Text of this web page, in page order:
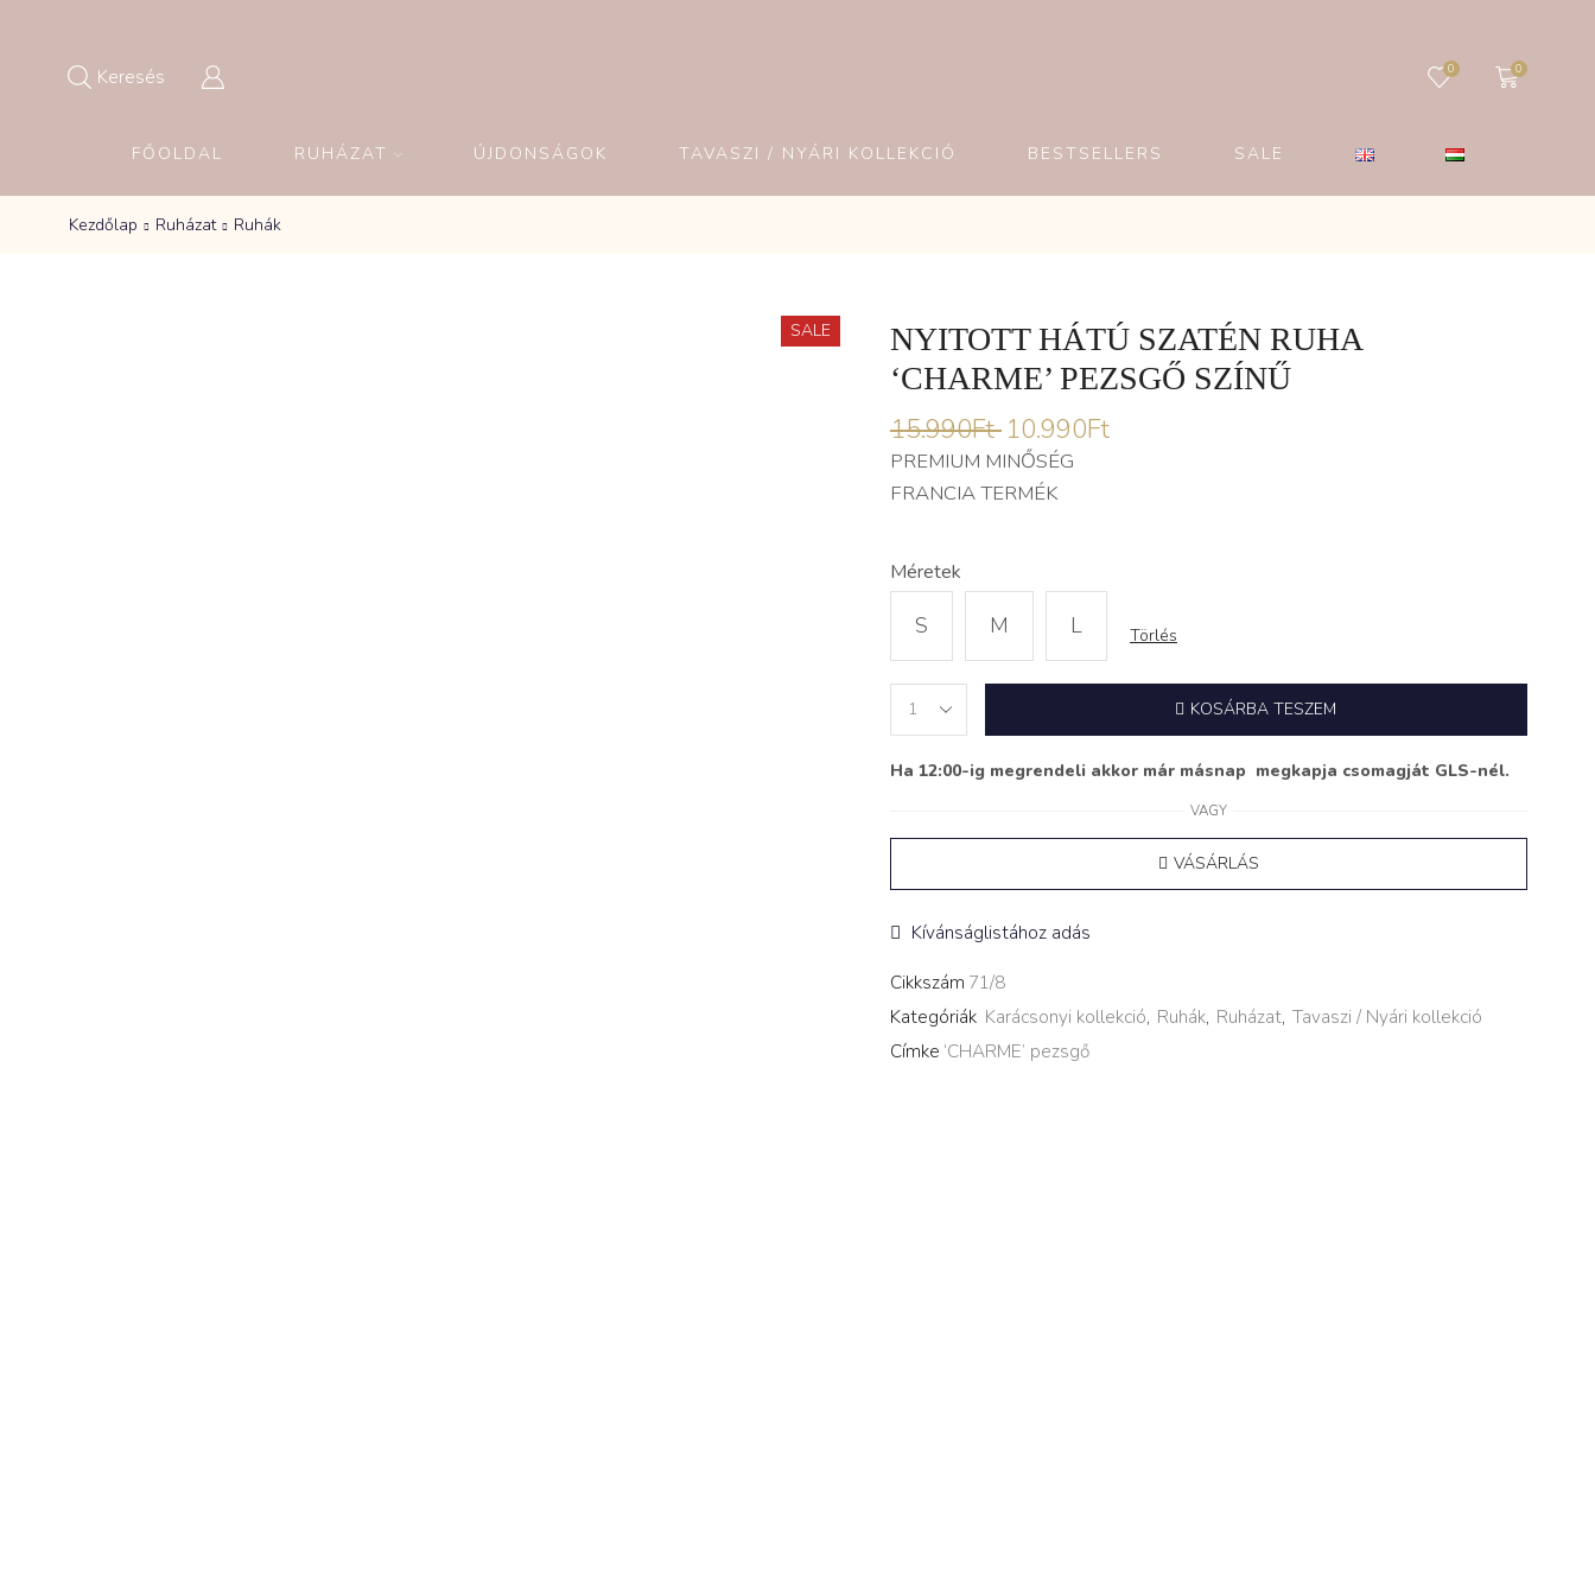
Keresés 0 0
FŐOLDAL RUHÁZAT ÚJDONSÁGOK TAVASZI / NYÁRI KOLLEKCIÓ BESTSELLERS SALE
Kezdőlap Ruházat Ruhák
SALE
NYITOTT HÁTÚ SZATÉN RUHA
‘CHARME’ PEZSGŐ SZÍNŰ
15.990Ft 10.990Ft
PREMIUM MINŐSÉG
FRANCIA TERMÉK
Méretek
S M L Törlés
Nyitott
Szatén
pezsgő
quantity
KOSÁRBA TESZEM
Ha 12:00-ig megrendeli akkor már másnap megkapja csomagját GLS-nél.
VAGY
VÁSÁRLÁS
Kívánságlistához adás
Cikkszám 71/8
Kategóriák Karácsonyi kollekció, Ruhák, Ruházat, Tavaszi / Nyári kollekció
Címke ‘CHARME’ pezsgő